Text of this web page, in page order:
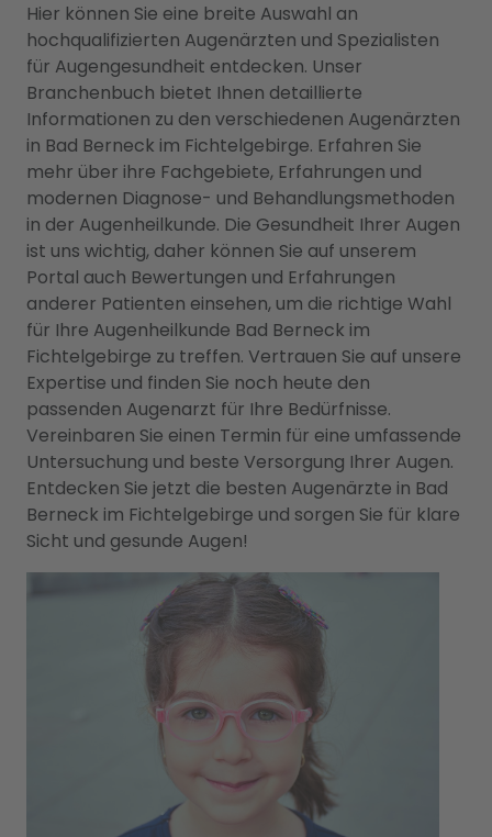
Hier können Sie eine breite Auswahl an
hochqualifizierten Augenärzten und Spezialisten
für Augengesundheit entdecken. Unser
Branchenbuch bietet Ihnen detaillierte
Informationen zu den verschiedenen Augenärzten
in Bad Berneck im Fichtelgebirge. Erfahren Sie
mehr über ihre Fachgebiete, Erfahrungen und
modernen Diagnose- und Behandlungsmethoden
in der Augenheilkunde. Die Gesundheit Ihrer Augen
ist uns wichtig, daher können Sie auf unserem
Portal auch Bewertungen und Erfahrungen
anderer Patienten einsehen, um die richtige Wahl
für Ihre Augenheilkunde Bad Berneck im
Fichtelgebirge zu treffen. Vertrauen Sie auf unsere
Expertise und finden Sie noch heute den
passenden Augenarzt für Ihre Bedürfnisse.
Vereinbaren Sie einen Termin für eine umfassende
Untersuchung und beste Versorgung Ihrer Augen.
Entdecken Sie jetzt die besten Augenärzte in Bad
Berneck im Fichtelgebirge und sorgen Sie für klare
Sicht und gesunde Augen!